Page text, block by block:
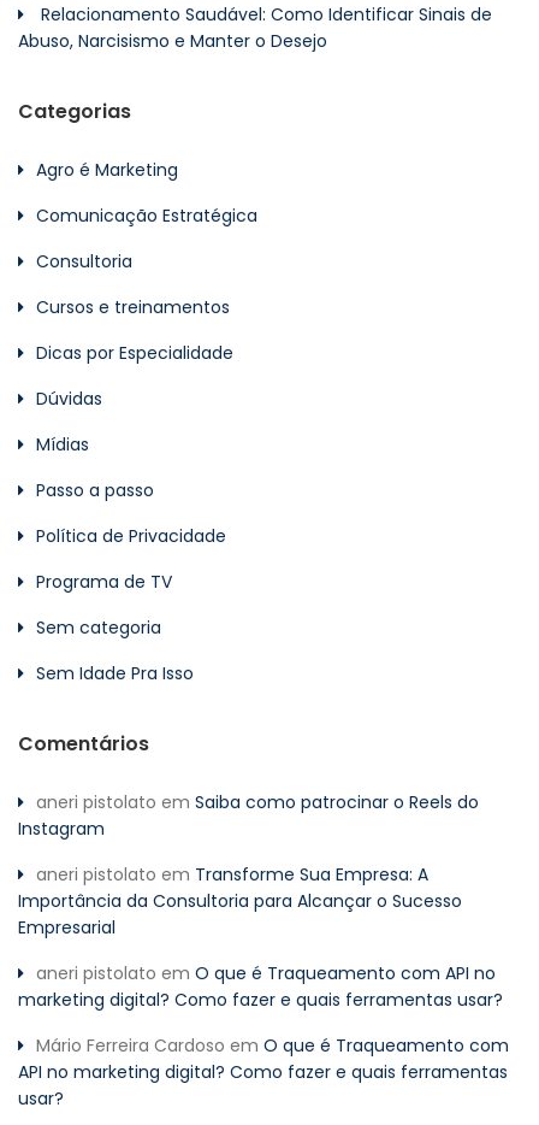
Relacionamento Saudável: Como Identificar Sinais de
Abuso, Narcisismo e Manter o Desejo
Categorias
Agro é Marketing
Comunicação Estratégica
Consultoria
Cursos e treinamentos
Dicas por Especialidade
Dúvidas
Mídias
Passo a passo
Política de Privacidade
Programa de TV
Sem categoria
Sem Idade Pra Isso
Comentários
aneri pistolato em Saiba como patrocinar o Reels do
Instagram
aneri pistolato em Transforme Sua Empresa: A
Importância da Consultoria para Alcançar o Sucesso
Empresarial
aneri pistolato em O que é Traqueamento com API no
marketing digital? Como fazer e quais ferramentas usar?
Mário Ferreira Cardoso em O que é Traqueamento com
API no marketing digital? Como fazer e quais ferramentas
usar?